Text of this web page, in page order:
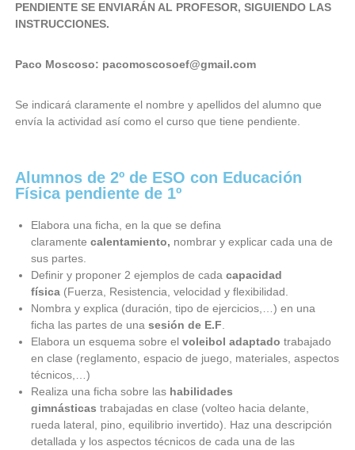
PENDIENTE SE ENVIARÁN AL PROFESOR, SIGUIENDO LAS
INSTRUCCIONES.
Paco Moscoso: pacomoscosoef@gmail.com
Se indicará claramente el nombre y apellidos del alumno que
envía la actividad así como el curso que tiene pendiente.
Alumnos de 2º de ESO con Educación
Física pendiente de 1º
Elabora una ficha, en la que se defina
claramente calentamiento, nombrar y explicar cada una de
sus partes.
Definir y proponer 2 ejemplos de cada capacidad
física(Fuerza, Resistencia, velocidad y flexibilidad.
Nombra y explica (duración, tipo de ejercicios,…) en una
ficha las partes de una sesión de E.F
Elabora un esquema sobre el voleibol adaptado trabajado
en clase (reglamento, espacio de juego, materiales, aspectos
técnicos,…)
Realiza una ficha sobre las habilidades
gimnásticas trabajadas en clase (volteo hacia delante,
rueda lateral, pino, equilibrio invertido). Haz una descripción
detallada y los aspectos técnicos de cada una de las